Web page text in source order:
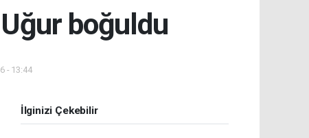
boğuldu
- 13:44
İlginizi Çekebilir